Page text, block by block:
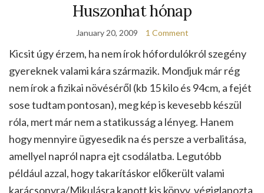
Huszonhat hónap
January 20, 2009 1 Comment
Kicsit úgy érzem, ha nem írok hófordulókról szegény
gyereknek valami kára származik. Mondjuk már rég
nem írok a fizikai növéséről (kb 15 kilo és 94cm, a fejét
sose tudtam pontosan), meg kép is kevesebb készül
róla, mert már nem a statikusság a lényeg. Hanem
hogy mennyire ügyesedik na és persze a verbalitása,
amellyel napról napra ejt csodálatba. Legutóbb
például azzal, hogy takarításkor előkerült valami
karácsonyra/Mikulásra kapott kis könyv, végiglapozta